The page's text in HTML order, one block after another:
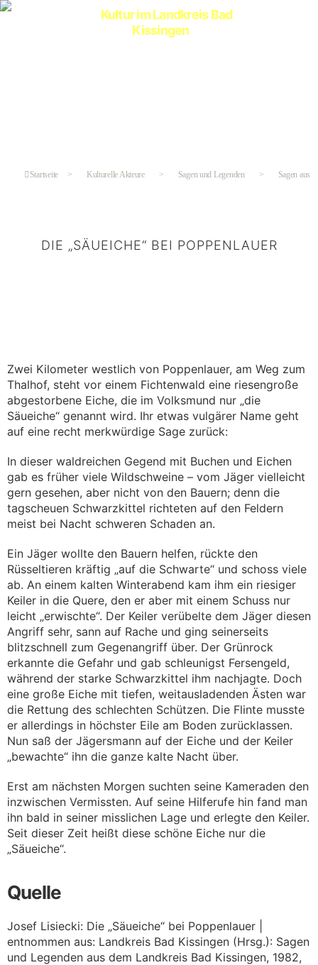
Startseite > Kulturelle Akteure > Sagen und Legenden > Sagen aus
DIE „SÄUEICHE“ BEI POPPENLAUER
Zwei Kilometer westlich von Poppenlauer, am Weg zum
Thalhof, steht vor einem Fichtenwald eine riesengroße
abgestorbene Eiche, die im Volksmund nur „die
Säueiche“ genannt wird. Ihr etwas vulgärer Name geht
auf eine recht merkwürdige Sage zurück:
In dieser waldreichen Gegend mit Buchen und Eichen
gab es früher viele Wildschweine – vom Jäger vielleicht
gern gesehen, aber nicht von den Bauern; denn die
tagscheuen Schwarzkittel richteten auf den Feldern
meist bei Nacht schweren Schaden an.
Ein Jäger wollte den Bauern helfen, rückte den
Rüsseltieren kräftig „auf die Schwarte“ und schoss viele
ab. An einem kalten Winterabend kam ihm ein riesiger
Keiler in die Quere, den er aber mit einem Schuss nur
leicht „erwischte“. Der Keiler verübelte dem Jäger diesen
Angriff sehr, sann auf Rache und ging seinerseits
blitzschnell zum Gegenangriff über. Der Grünrock
erkannte die Gefahr und gab schleunigst Fersengeld,
während der starke Schwarzkittel ihm nachjagte. Doch
eine große Eiche mit tiefen, weitausladenden Ästen war
die Rettung des schlechten Schützen. Die Flinte musste
er allerdings in höchster Eile am Boden zurücklassen.
Nun saß der Jägersmann auf der Eiche und der Keiler
„bewachte“ ihn die ganze kalte Nacht über.
Erst am nächsten Morgen suchten seine Kameraden den
inzwischen Vermissten. Auf seine Hilferufe hin fand man
ihn bald in seiner misslichen Lage und erlegte den Keiler.
Seit dieser Zeit heißt diese schöne Eiche nur die
„Säueiche“.
Quelle
Josef Lisiecki: Die „Säueiche“ bei Poppenlauer |
entnommen aus: Landkreis Bad Kissingen (Hrsg.): Sagen
und Legenden aus dem Landkreis Bad Kissingen, 1982,